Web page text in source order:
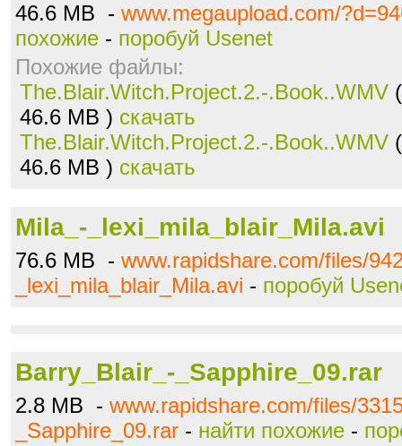
46.6 MB - www.megaupload.com/
похожие - поробуй Usenet
Похожие файлы:
The.Blair.Witch.Project.2.-.Book..WMV
46.6 MB ) скачать
The.Blair.Witch.Project.2.-.Book..WMV
46.6 MB ) скачать
Mila_-_lexi_mila_blair_Mila.avi
76.6 MB - www.rapidshare.com/files/
_lexi_mila_blair_Mila.avi - поробуй
Barry_Blair_-_Sapphire_09.rar
2.8 MB - www.rapidshare.com/files/
_Sapphire_09.rar - найти похожие -